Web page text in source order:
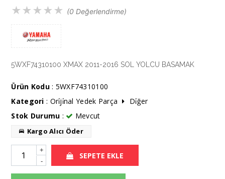
★ ★ ★ ★ ★ (0 Değerlendirme)
5WXF74310100 XMAX 2011-2016 SOL YOLCU BASAMAK
Ürün Kodu: 5WXF74310100
Kategori : Ori̇ji̇nal Yedek Parça
Di̇ğer
Stok Durumu : Mevcut
Kargo Alıcı Öder
+
-
SEPETE EKLE